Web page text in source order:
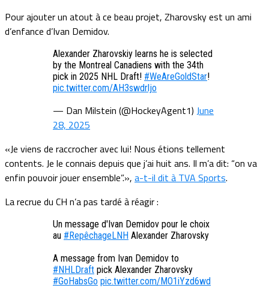
Pour ajouter un atout à ce beau projet, Zharovsky est un ami
d’enfance d’Ivan Demidov.
Alexander Zharovskiy learns he is selected
by the Montreal Canadiens with the 34th
pick in 2025 NHL Draft! #WeAreGoldStar!
pic.twitter.com/AH3swdrljo
— Dan Milstein (@HockeyAgent1) June
28, 2025
«Je viens de raccrocher avec lui! Nous étions tellement
contents. Je le connais depuis que j’ai huit ans. Il m’a dit: “on va
enfin pouvoir jouer ensemble”.», a-t-il dit à TVA Sports.
La recrue du CH n’a pas tardé à réagir :
Un message d'Ivan Demidov pour le choix
au #RepêchageLNH Alexander Zharovsky
A message from Ivan Demidov to
#NHLDraft pick Alexander Zharovsky
#GoHabsGo pic.twitter.com/MO1iYzd6wd